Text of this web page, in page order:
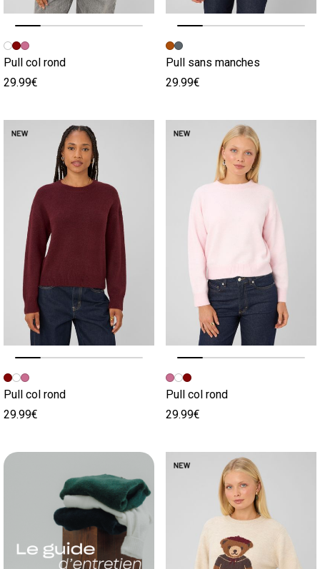
Image précédente
Image suivante
Pull col rond
29.99€
Image précédente
Image suivante
Pull sans manches
29.99€
Image précédente
Image suivante
Pull col rond
29.99€
Image précédente
Image suivante
Pull col rond
29.99€